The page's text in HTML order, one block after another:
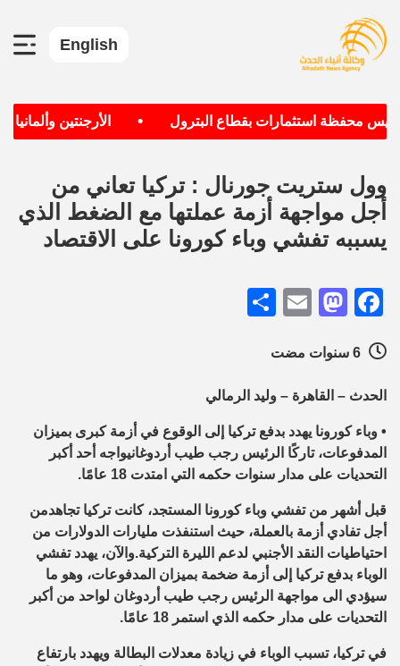
English
محفظة استثمارات بقطاع البترول الأرجنتين وألمانيا
وول ستريت جورنال : تركيا تعاني من
أجل مواجهة أزمة عملتها مع الضغط الذي
يسببه تفشي وباء كورونا على الاقتصاد
Facebook
Mastodon
Email
الحدث – القاهرة – وليد الرمالي
• وباء كورونا يهدد بدفع تركيا إلى الوقوع في أزمةكبرى بميزان
المدفوعات، تاركًا الرئيس رجب طيب أردوغانيواجه أحد أكبر
التحديات على مدار سنوات حكمه التي امتدت 18 عامًا .
قبل أشهر منتفشي وباء كورونا المستجد، كانت تركيا تجاهدمن
أجلتفادي أزمة بالعملة، حيث استنفذت مليارات الدولارات من
احتياطيات النقد الأجنبي لدعم الليرة التركية.و الآن، يهدد تفشي
الوباء بدفع تركيا إلى أزمة ضخمة بميزان المدفوعات، وهو ما
سيؤدي الى مواجهة الرئيس رجب طيب أردوغان لواحد من أكبر
التحديات على مدار حكمه الذي استمر 18 عامًا.
فيتركيا، تسبب الوباء في زيادة معدلات البطالة ويهدد بارتفاع